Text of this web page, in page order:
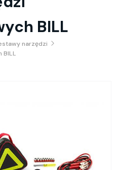
BILL
narzędzi
BILL